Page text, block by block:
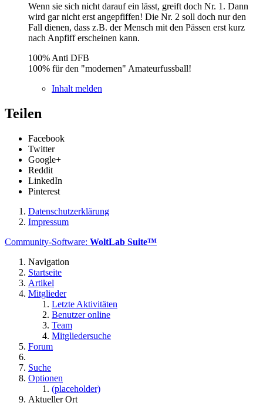
Wenn sie sich nicht darauf ein lässt, greift doch Nr. 1. Dann
wird gar nicht erst angepfiffen! Die Nr. 2 soll doch nur den
Fall dienen, dass z.B. der Mensch mit den Pässen erst kurz
nach Anpfiff erscheinen kann.
100% Anti DFB
100% für den "modernen" Amateurfussball!
Inhalt melden
Teilen
Facebook
Twitter
Google+
Reddit
LinkedIn
Pinterest
Datenschutzerklärung
Impressum
Community-Software: WoltLab Suite™
Navigation
Startseite
Artikel
Mitglieder
Letzte Aktivitäten
Benutzer online
Team
Mitgliedersuche
Forum
Suche
Optionen
(placeholder)
Aktueller Ort